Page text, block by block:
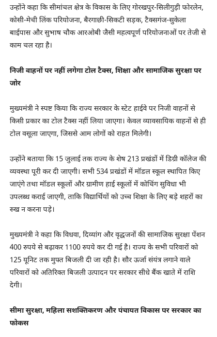
उन्होंने कहा कि सीमांचल क्षेत्र के विकास के लिए गोरखपुर-सिलीगुड़ी फोरलेन,
कोसी-मेची लिंक परियोजना, बैरगाछी-सिकटी सड़क, टैक्सगंज-सुकेला
बाईपास और सुभाष चौक आरओबी जैसी महत्वपूर्ण परियोजनाओं पर तेजी से
काम चल रहा है।
निजी वाहनों पर नहीं लगेगा टोल टैक्स, शिक्षा और सामाजिक सुरक्षा पर
जोर
मुख्यमंत्री ने स्पष्ट किया कि राज्य सरकार के स्टेट हाईवे पर निजी वाहनों से
किसी प्रकार का टोल टैक्स नहीं लिया जाएगा। केवल व्यावसायिक वाहनों से ही
टोल वसूला जाएगा, जिससे आम लोगों को राहत मिलेगी।
उन्होंने बताया कि 15 जुलाई तक राज्य के शेष 213 प्रखंडों में डिग्री कॉलेज की
व्यवस्था पूरी कर दी जाएगी। सभी 534 प्रखंडों में मॉडल स्कूल स्थापित किए
जाएंगे तथा मॉडल स्कूलों और ग्रामीण हाई स्कूलों में कोचिंग सुविधा भी
उपलब्ध कराई जाएगी, ताकि विद्यार्थियों को उच्च शिक्षा के लिए बड़े शहरों का
रुख न करना पड़े।
मुख्यमंत्री ने कहा कि विधवा, दिव्यांग और वृद्धजनों की सामाजिक सुरक्षा पेंशन
400 रुपये से बढ़ाकर 1100 रुपये कर दी गई है। राज्य के सभी परिवारों को
125 यूनिट तक मुफ्त बिजली दी जा रही है। सौर ऊर्जा संयंत्र लगाने वाले
परिवारों को अतिरिक्त बिजली उत्पादन पर सरकार सीधे बैंक खाते में राशि
देगी।
सीमा सुरक्षा, महिला सशक्तिकरण और पंचायत विकास पर सरकार का
फोकस